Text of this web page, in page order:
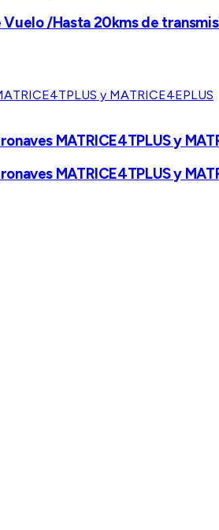
/Hasta 20kms de
MATRICE4TPLUS y
MATRICE4TPLUS y